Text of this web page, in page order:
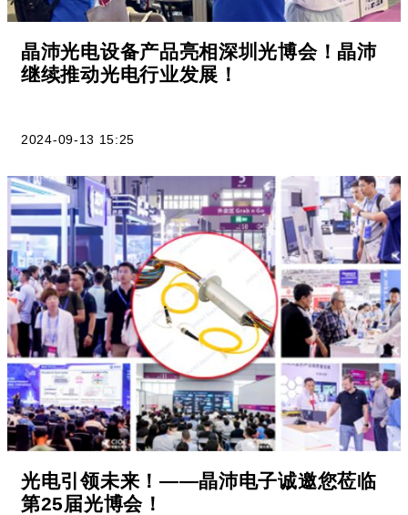
晶沛光电设备产品亮相深圳光博会！晶沛
继续推动光电行业发展！
2024-09-13 15:25
光电引领未来！——晶沛电子诚邀您莅临
第25届光博会！